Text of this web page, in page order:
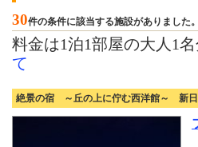
30件の条件に該当する施設がありました。
料金は1泊1部屋の大人1
て
絶景の宿 ～丘の上に佇む西洋館～ 新日